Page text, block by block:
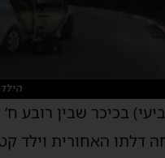
בכיכר שבין רובע
דלתו האחורית